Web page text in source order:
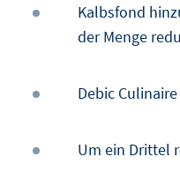
Kalbsfond
der Menge
Debic
Um ein Drittel